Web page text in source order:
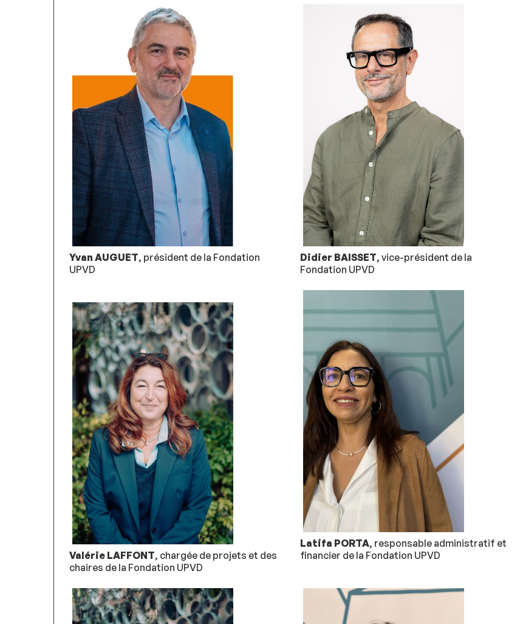
Yvan AUGUET, président de la Fondation
UPVD
Valérie LAFFONT, chargée de projets et des
chaires de la Fondation UPVD
Didier BAISSET, vice-président de la
Fondation UPVD
Latifa PORTA, responsable administratif et
financier de la Fondation UPVD